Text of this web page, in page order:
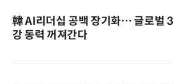
韓 AI리더십 공백 장기화… 글로벌 3
강 동력 꺼져간다